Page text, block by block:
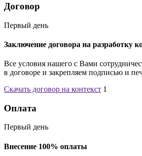
Договор
Первый день
Заключение договора на разработку
Все условия нашего с Вами
в договоре и закрепляем подписью и
Скачать договор на контекст 1
Оплата
Первый день
Внесение 100% оплаты